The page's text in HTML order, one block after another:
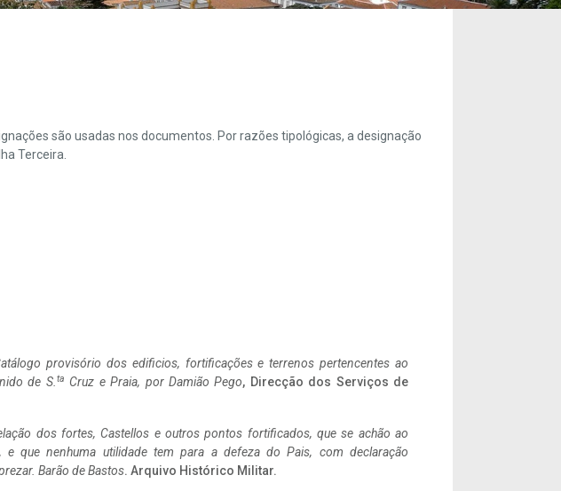
são usadas nos documentos. Por razões tipológicas, a designação
Terceira.
provisório dos edificios, fortificações e terrenos pertencentes ao
de S. ta Cruz e Praia, por Damião Pego, Direcção dos Serviços de
dos fortes, Castellos e outros pontos fortificados, que se achão ao
e que nenhuma utilidade tem para a defeza do Pais, com declaração
Barão de Bastos. Arquivo Histórico Militar.